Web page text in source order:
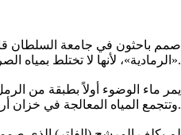
صمم باحثون في جامعة السلطان
الرمادية»، لأنها لا تختلط بمياه الصرف الصحي التي تعد من «المياه السوداء».
يمر ماء الوضوء أولاً بطبقة من
وتتجمع المياه المعالجة في خزان أرضي متصل بنظام ري بالمرشات.